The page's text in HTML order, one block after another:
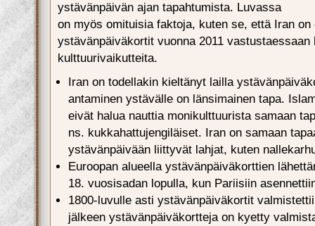
ystävänpäivän ajan tapahtumista. Luvassa
on myös omituisia faktoja, kuten se, että Iran
ystävänpäiväkortit vuonna 2011 vastustaessaan
kulttuurivaikutteita.
Iran on todellakin kieltänyt lailla
antaminen ystävälle on länsimainen tapa.
eivät halua nauttia monikulttuurista samaan
ns. kukkahattujengiläiset. Iran on samaan
ystävänpäivään liittyvät lahjat, kuten
Euroopan alueella ystävänpäiväkorttien
18. vuosisadan lopulla, kun Pariisiin
1800-luvulle asti ystävänpäiväkortit
jälkeen ystävänpäiväkortteja on kyetty